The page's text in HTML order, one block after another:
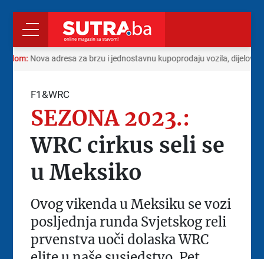
Nova adresa za brzu i jednostavnu kupoprodaju vozila, dijelova i
F1&WRC
SEZONA 2023.:
WRC cirkus seli se
u Meksiko
Ovog vikenda u Meksiku se vozi
posljednja runda Svjetskog reli
prvenstva uoči dolaska WRC